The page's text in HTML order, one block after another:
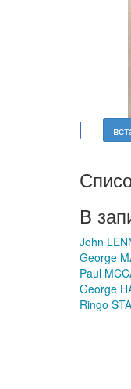
В
John
George
Paul
George
Ringo